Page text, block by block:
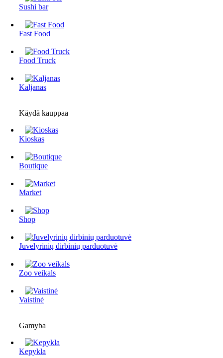
Sushi bar
Fast Food
Food Truck
Kaljanas
Käydä kauppaa
Kioskas
Boutique
Market
Shop
Juvelyrinių dirbinių parduotuvė
Zoo veikals
Vaistinė
Gamyba
Kepykla